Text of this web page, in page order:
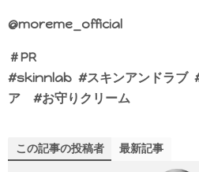
@moreme_official
＃PR
#skinnlab #スキンアンドラブ
ア #お守りクリーム
この記事の投稿者 最新記事